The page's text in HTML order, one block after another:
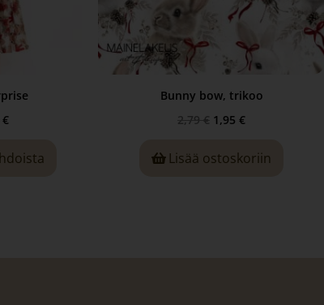
€
Bunny bow, trikoo
2,79 € 1,95 €
Lisää ostoskoriin